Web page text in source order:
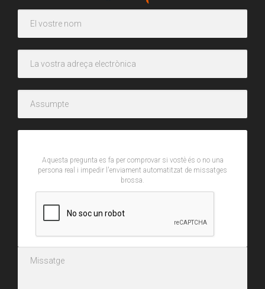
Aquesta pregunta es fa per comprovar si vostè és o no una
persona real i impedir l'enviament automatitzat de missatges
brossa.